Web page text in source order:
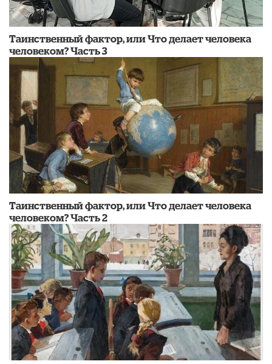
Таинственный фактор, или Что делает человека
человеком? Часть 3
Таинственный фактор, или Что делает человека
человеком? Часть 2